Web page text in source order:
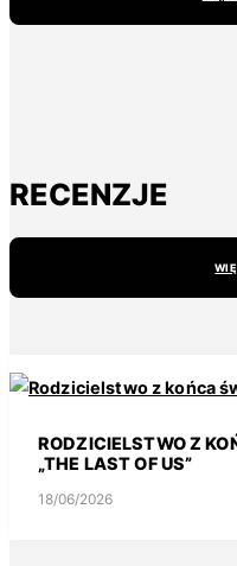
RECENZJE
RODZICIELSTWO Z
„THE LAST OF US”
18/06/2026